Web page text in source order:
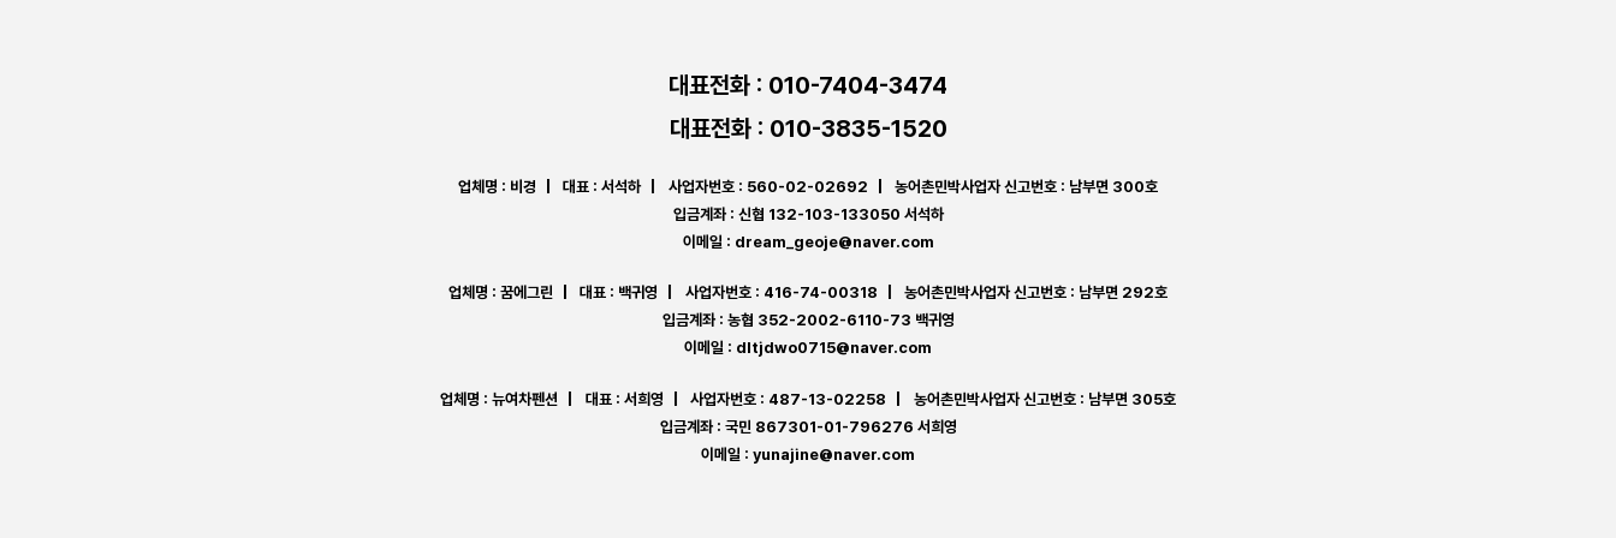
대표전화 : 010-7404-3474
대표전화 : 010-3835-1520
업체명 : 비경 대표 : 서석하 사업자번호 : 560-02-02692
농어촌민박사업자 신고번호 : 남부면 300호
입금계좌 : 신협 132-103-133050 서석하
이메일 : dream_geoje@naver.com
업체명 : 꿈에그린 대표 : 백귀영 사업자번호 : 416-74-00318
농어촌민박사업자 신고번호 : 남부면 292호
입금계좌 : 농협 352-2002-6110-73 백귀영
이메일 : dltjdwo0715@naver.com
업체명 : 뉴여차펜션 대표 : 서희영 사업자번호 : 487-13-02258
농어촌민박사업자 신고번호 : 남부면 305호
입금계좌 : 국민 867301-01-796276 서희영
이메일 : yunajine@naver.com